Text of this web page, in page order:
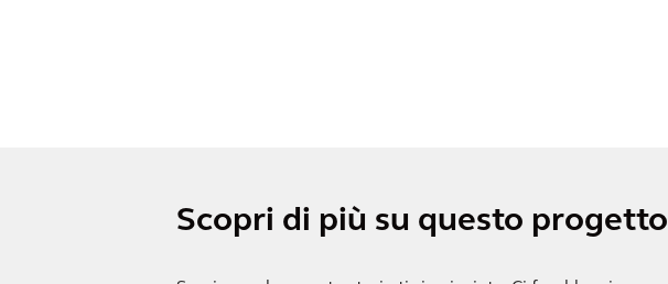
Scopri di più su questo progetto